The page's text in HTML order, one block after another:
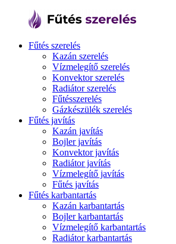
Fűtés szerelés
Kazán szerelés
Vízmelegítő szerelés
Konvektor szerelés
Radiátor szerelés
Fűtésszerelés
Gázkészülék szerelés
Fűtés javítás
Kazán javítás
Bojler javítás
Konvektor javítás
Radiátor javítás
Vízmelegítő javítás
Fűtés javítás
Fűtés karbantartás
Kazán karbantartás
Bojler karbantartás
Vízmelegítő karbantartás
Radiátor karbantartás